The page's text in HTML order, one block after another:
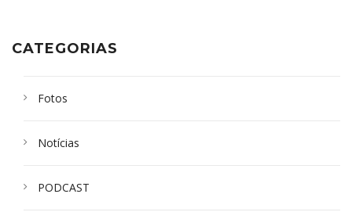
CATEGORIAS
Fotos
Notícias
PODCAST